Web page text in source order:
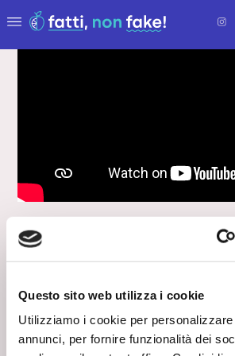
Questo sito web utilizza i cookie
Utilizziamo i cookie per
annunci, per fornire funzionalità dei
LA CHIMICA È...
3 cose che non sai
pasta modellabile!